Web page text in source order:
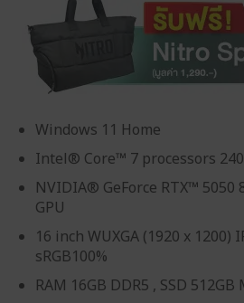
Windows 11 Home
Intel® Core™ 7 processors
NVIDIA® GeForce RTX™ 5050
GPU
16 inch WUXGA (1920 x 1200)
sRGB100%
RAM 16GB DDR5 , SSD